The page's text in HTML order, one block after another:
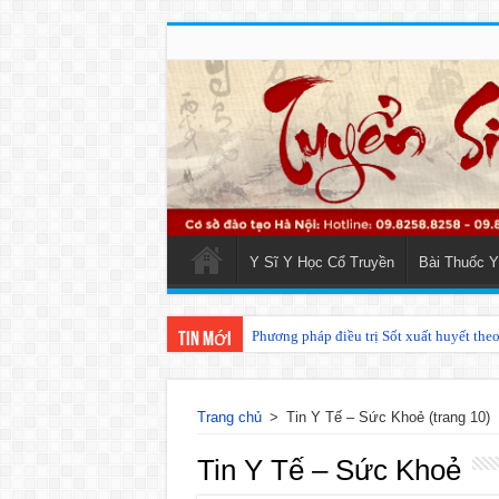
Y Sĩ Y Học Cổ Truyền Bài Thuốc
Tin mới Phương pháp điều trị Sốt xuất huyết
Các phương pháp điều trị zona thần
Trang chủ > Tin Y Tế – Sức Khoẻ(trang 10)
Tin Y Tế – Sức Khoẻ